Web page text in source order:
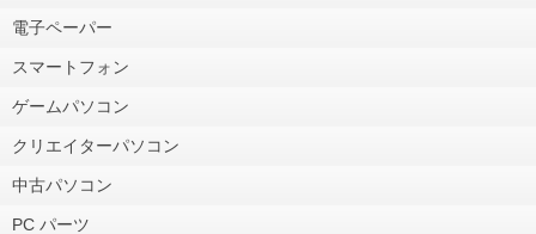
電子ペーパー
スマートフォン
ゲームパソコン
クリエイターパソコン
中古パソコン
PC パーツ